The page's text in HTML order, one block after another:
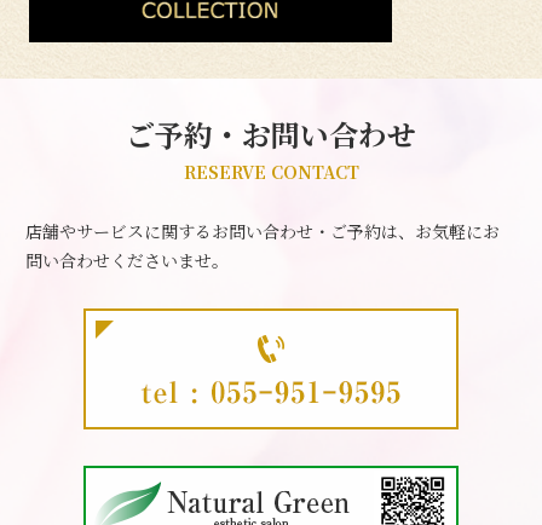
ご予約・お問い合わせ
RESERVE CONTACT
店舗やサービスに関するお問い合わせ・ご予約は、お気軽にお
問い合わせくださいませ。